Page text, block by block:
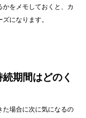
をメモしておくと、カ
になります。
期間はどのく
た場合に次に気になるの